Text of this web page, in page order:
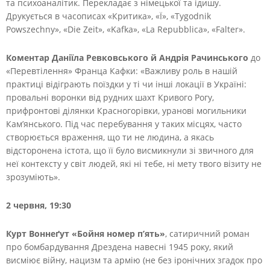
та психоаналітик. Перекладає з німецької та ідишу.
Друкується в часописах «Критика», «Ї», «Tygodnik
Powszechny», «Die Zeit», «Kafka», «La Repubblica», «Falter».
Коментар Даніїла Ревковського й Андрія Рачинського до
«Перевтілення» Франца Кафки: «Важливу роль в нашій
практиці відіграють поїздки у ті чи інші локації в Україні:
провальні воронки від рудних шахт Кривого Рогу,
прифронтові ділянки Красногорівки, уранові могильники
Кам’янського. Під час перебування у таких місцях, часто
створюється враження, що ти не людина, а якась
відсторонена істота, що її було висмикнули зі звичного для
неї контексту у світ людей, які ні тебе, ні мету твого візиту не
зрозуміють».
2 червня, 19:30
Курт Воннеґут «Бойня номер п’ять», сатиричний роман
про бомбардування Дрездена навесні 1945 року, який
висміює війну, нацизм та армію (не без іронічних згадок про